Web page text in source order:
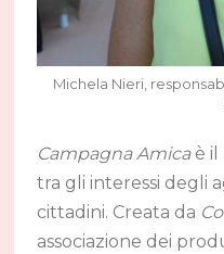
Michela Nieri,
Campagna Amicaè il
tra gli interessi degli
cittadini. Creata da
associazione dei